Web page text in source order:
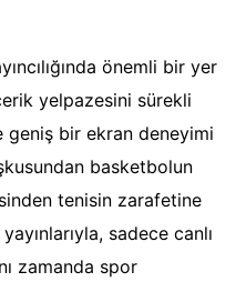
önemli bir yer
yelpazesini sürekli
geniş bir ekran deneyimi
basketbolun
tenisin zarafetine
sadece canlı
zamanda spor